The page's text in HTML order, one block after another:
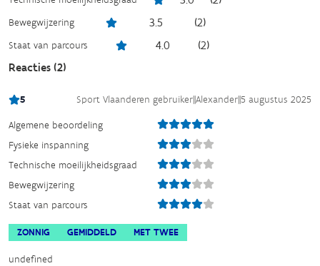
Bewegwijzering 3.5 (2)
Staat van parcours 4.0 (2)
Reacties (2)
5 Sport Vlaanderen gebruiker||Alexander||5 augustus 2025
Algemene beoordeling
Fysieke inspanning
Technische moeilijkheidsgraad
Bewegwijzering
Staat van parcours
ZONNIG GEMIDDELD MET TWEE
undefined